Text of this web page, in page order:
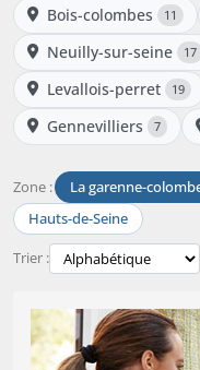
Bois-colombes 11
Neuilly-sur-seine 17
Levallois-perret 19
Gennevilliers 7
Zone : La garenne-
Hauts-de-Seine
Trier :